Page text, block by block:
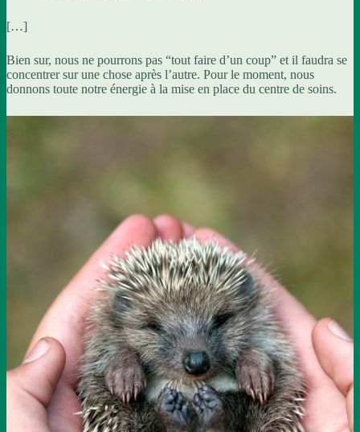
[…]
Bien sur, nous ne pourrons pas “tout faire d’un coup” et il faudra se
concentrer sur une chose après l’autre. Pour le moment, nous
donnons toute notre énergie à la mise en place du centre de soins.